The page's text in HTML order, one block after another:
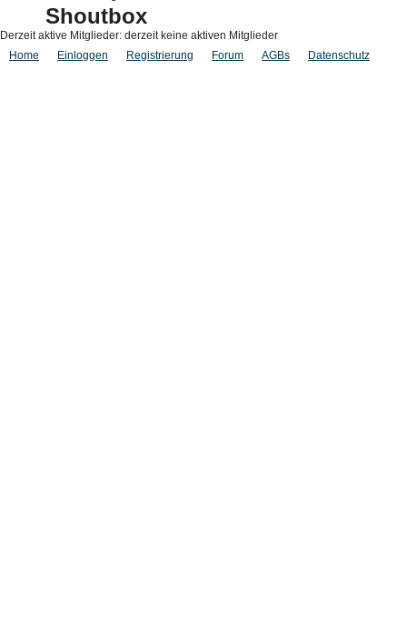
Shoutbox
Derzeit aktive Mitglieder: derzeit keine aktiven Mitglieder
Home
Einloggen Registrierung Forum AGBs Datenschutz